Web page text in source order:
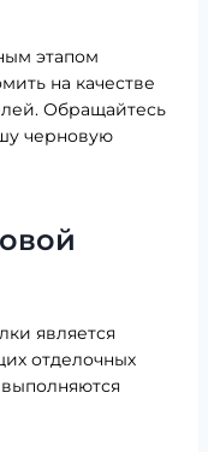
этапом
на качестве
Обращайтесь
черновую
является
отделочных